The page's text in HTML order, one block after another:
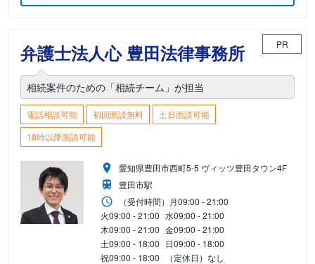
弁護士法人心 豊田法律事務所 PR
相続案件のための「相続チーム」が担当
電話相談可能 初回面談無料
土日面談可能
18時以降面談可能
愛知県豊田市西町5-5 ヴィッツ豊田タウン4F
豊田市駅
（受付時間） 月09:00 - 21:00
火09:00 - 21:00 水09:00 - 21:00
木09:00 - 21:00 金09:00 - 21:00
土09:00 - 18:00 日09:00 - 18:00
祝09:00 - 18:00 （定休日）なし